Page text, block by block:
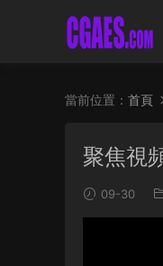
當前位置： 首頁
聚焦視
09-30